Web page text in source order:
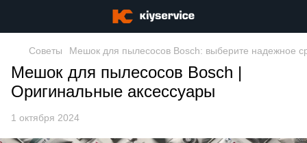
Советы Мешок для пылесосов Bosch: выберите надежное
Мешок для пылесосов Bosch |
Оригинальные аксессуары
1 октября 2024